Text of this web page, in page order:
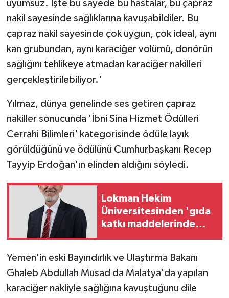
uyumsuz. İşte bu sayede bu hastalar, bu çapraz
nakil sayesinde sağlıklarına kavuşabildiler. Bu
çapraz nakil sayesinde çok uygun, çok ideal, aynı
kan grubundan, aynı karaciğer volümü, donörün
sağlığını tehlikeye atmadan karaciğer nakilleri
gerçekleştirilebiliyor.'
Yılmaz, dünya genelinde ses getiren çapraz
nakiller sonucunda 'İbni Sina Hizmet Ödülleri
Cerrahi Bilimleri' kategorisinde ödüle layık
görüldüğünü ve ödülünü Cumhurbaşkanı Recep
Tayyip Erdoğan'ın elinden aldığını söyledi.
Lokman Hekim
Üniversitesinden 'gıda
katkı maddelerinde
Yemen'in eski Bayındırlık ve Ulaştırma Bakanı
Ghaleb Abdullah Musad da Malatya'da yapılan
karaciğer nakliyle sağlığına kavuştuğunu dile